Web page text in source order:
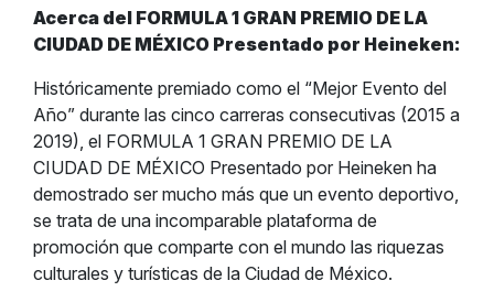
Acerca del FORMULA 1 GRAN PREMIO DE LA
CIUDAD DE MÉXICO Presentado por Heineken:
Históricamente premiado como el “Mejor Evento del
Año” durante las cinco carreras consecutivas (2015 a
2019), el FORMULA 1 GRAN PREMIO DE LA
CIUDAD DE MÉXICO Presentado por Heineken ha
demostrado ser mucho más que un evento deportivo,
se trata de una incomparable plataforma de
promoción que comparte con el mundo las riquezas
culturales y turísticas de la Ciudad de México.